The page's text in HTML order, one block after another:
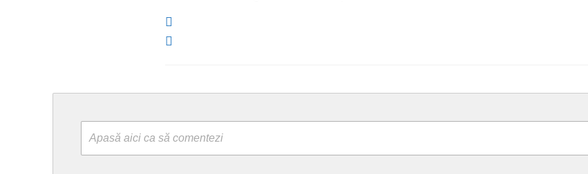
Apasă aici ca să comentezi